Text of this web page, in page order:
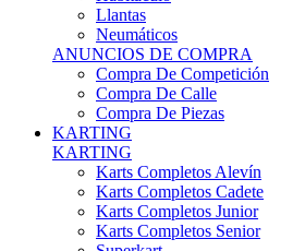
Neumáticos
ANUNCIOS DE COMPRA
Compra De Competición
Compra De Calle
Compra De Piezas
KARTING
KARTING
Karts Completos Alevín
Karts Completos Cadete
Karts Completos Junior
Karts Completos Senior
Superkart
Karts Completos Hobbye